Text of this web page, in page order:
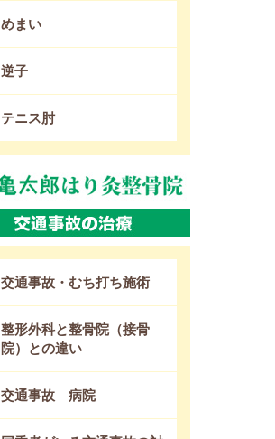
めまい
逆子
テニス肘
交通事故・むち打ち施術
整形外科と整骨院（接骨
院）との違い
交通事故 病院